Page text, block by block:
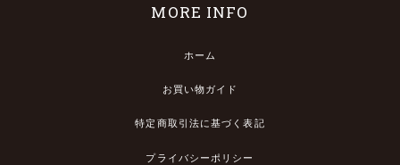
MORE INFO
ホーム
お買い物ガイド
特定商取引法に基づく表記
プライバシーポリシー